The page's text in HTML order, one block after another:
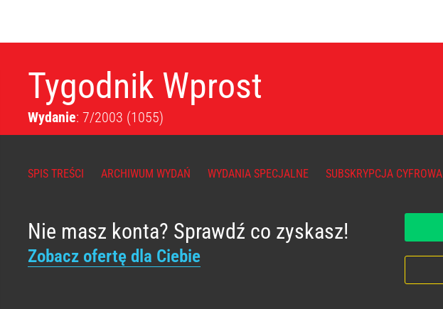
Tygodnik Wprost
Wydanie: 7/2003 (1055)
SPIS TREŚCI ARCHIWUM WYDAŃ WYDANIA SPECJALNE SUBSKRYPCJA CYFROWA
Nie masz konta? Sprawdź co zyskasz!
Zobacz ofertę dla Ciebie